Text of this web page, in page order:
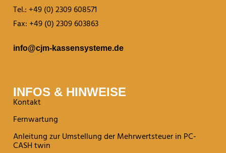
Tel.: +49 (0) 2309 608571
Fax: +49 (0) 2309 603863
info@cjm-kassensysteme.de
INFOS & HINWEISE
Kontakt
Fernwartung
Anleitung zur Umstellung der Mehrwertsteuer in PC-
CASH twin